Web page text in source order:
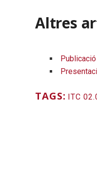
Altres
TAGS: ITC